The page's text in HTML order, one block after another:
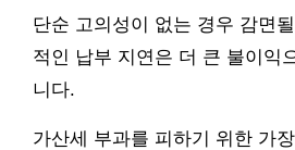
단순 고의성이 없는 경우 감면
적인 납부 지연은 더 큰 불이익
니다.
가산세 부과를 피하기 위한 가